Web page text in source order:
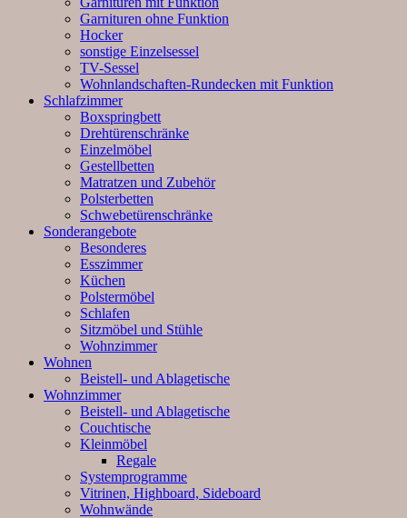
Garnituren ohne Funktion
Hocker
sonstige Einzelsessel
TV-Sessel
Wohnlandschaften-Rundecken mit Funktion
Schlafzimmer
Boxspringbett
Drehtürenschränke
Einzelmöbel
Gestellbetten
Matratzen und Zubehör
Polsterbetten
Schwebetürenschränke
Sonderangebote
Besonderes
Esszimmer
Küchen
Polstermöbel
Schlafen
Sitzmöbel und Stühle
Wohnzimmer
Wohnen
Beistell- und Ablagetische
Wohnzimmer
Beistell- und Ablagetische
Couchtische
Kleinmöbel
Regale
Systemprogramme
Vitrinen, Highboard, Sideboard
Wohnwände